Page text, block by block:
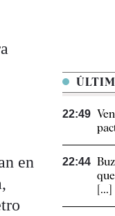
en
22:49
22:44
[...]